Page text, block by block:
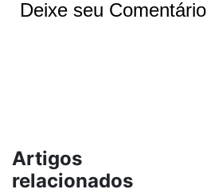
Deixe seu Comentário
Artigos
relacionados